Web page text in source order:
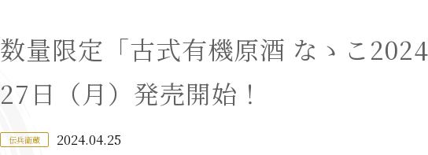
数量限定「古式有機原酒 なゝこ
27日（月）発売開始！
伝兵衛蔵 2024.04.25